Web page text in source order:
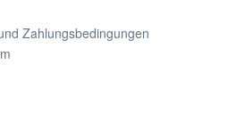
Zahlungsbedingungen